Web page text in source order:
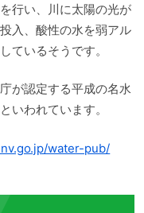
行い、川に太陽の光が
入、酸性の水を弱アル
ているそうです。
が認定する平成の名水
いわれています。
water-pub/